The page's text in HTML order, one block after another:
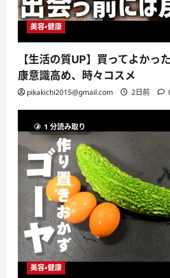
美容・健康
【生活の質UP】買ってよかっ
康意識高め、時々コスメ
pikakichi2015@gmail.com 2日前
1 分読み取り
美容・健康